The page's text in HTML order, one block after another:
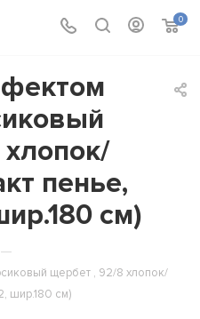
0
пенье,
см)
—
щербет , 92/8 хлопок/
шир.180 см)